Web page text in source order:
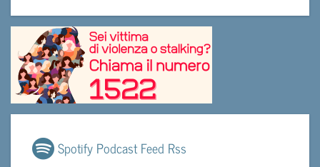
Spotify Podcast Feed Rss